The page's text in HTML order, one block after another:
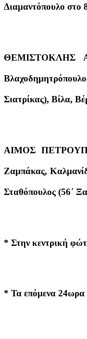
Διαμαντόπουλο στο
ΘΕΜΙΣΤΟΚΛΗΣ
Σιατρίκας), Βίλα,
ΑΙΜΟΣ
Ζαμπάκας,
Σταθόπουλος (56΄
* Στην κεντρική
* Τα επόμενα 24ωρα